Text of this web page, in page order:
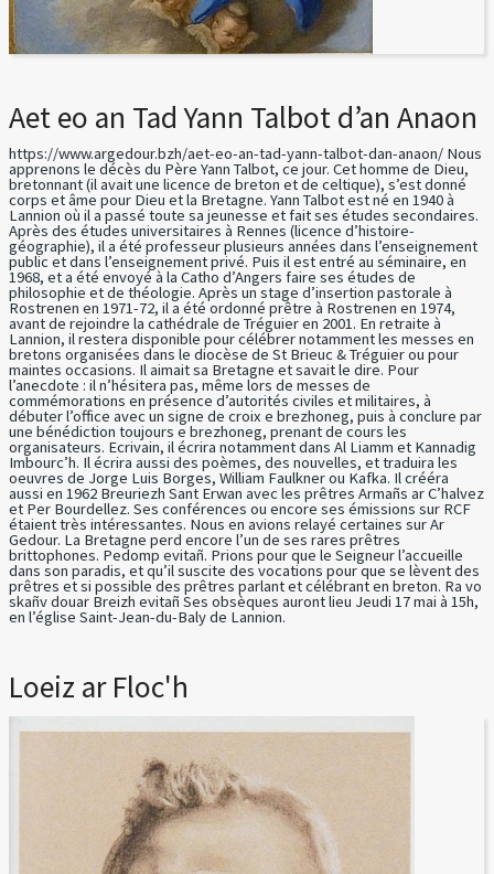
Aet eo an Tad Yann Talbot d’an Anaon
https://www.argedour.bzh/aet-eo-an-tad-yann-talbot-dan-anaon/ Nous
apprenons le décès du Père Yann Talbot, ce jour. Cet homme de Dieu,
bretonnant (il avait une licence de breton et de celtique), s’est donné
corps et âme pour Dieu et la Bretagne. Yann Talbot est né en 1940 à
Lannion où il a passé toute sa jeunesse et fait ses études secondaires.
Après des études universitaires à Rennes (licence d’histoire-
géographie), il a été professeur plusieurs années dans l’enseignement
public et dans l’enseignement privé. Puis il est entré au séminaire, en
1968, et a été envoyé à la Catho d’Angers faire ses études de
philosophie et de théologie. Après un stage d’insertion pastorale à
Rostrenen en 1971-72, il a été ordonné prêtre à Rostrenen en 1974,
avant de rejoindre la cathédrale de Tréguier en 2001. En retraite à
Lannion, il restera disponible pour célébrer notamment les messes en
bretons organisées dans le diocèse de St Brieuc & Tréguier ou pour
maintes occasions. Il aimait sa Bretagne et savait le dire. Pour
l’anecdote : il n’hésitera pas, même lors de messes de
commémorations en présence d’autorités civiles et militaires, à
débuter l’office avec un signe de croix e brezhoneg, puis à conclure par
une bénédiction toujours e brezhoneg, prenant de cours les
organisateurs. Ecrivain, il écrira notamment dans Al Liamm et Kannadig
Imbourc’h. Il écrira aussi des poèmes, des nouvelles, et traduira les
oeuvres de Jorge Luis Borges, William Faulkner ou Kafka. Il crééra
aussi en 1962 Breuriezh Sant Erwan avec les prêtres Armañs ar C’halvez
et Per Bourdellez. Ses conférences ou encore ses émissions sur RCF
étaient très intéressantes. Nous en avions relayé certaines sur Ar
Gedour. La Bretagne perd encore l’un de ses rares prêtres
brittophones. Pedomp evitañ. Prions pour que le Seigneur l’accueille
dans son paradis, et qu’il suscite des vocations pour que se lèvent des
prêtres et si possible des prêtres parlant et célébrant en breton. Ra vo
skañv douar Breizh evitañ Ses obsèques auront lieu Jeudi 17 mai à 15h,
en l’église Saint-Jean-du-Baly de Lannion.
Loeiz ar Floc'h